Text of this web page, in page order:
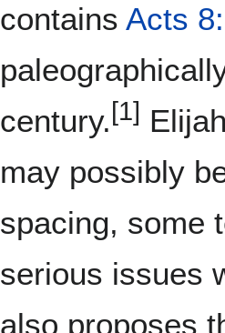
contains Acts
century. [1]
may possibly
spacing, some
serious issues
also proposes